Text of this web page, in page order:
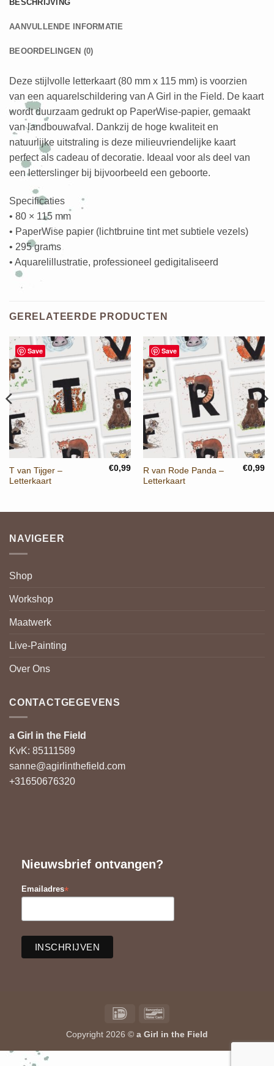
BESCHRIJVING
AANVULLENDE INFORMATIE
BEOORDELINGEN (0)
Deze stijlvolle letterkaart (80 mm x 115 mm) is voorzien
van een aquarelschildering van A Girl in the Field. De kaart
wordt duurzaam gedrukt op PaperWise-papier, gemaakt
van landbouwafval. Dankzij de hoge kwaliteit en
natuurlijke uitstraling is deze milieuvriendelijke kaart
perfect als cadeau of decoratie. Ideaal voor als deel van
een letterslinger bij bijvoorbeeld een geboorte.
Specificaties
• 80 × 115 mm
• PaperWise papier (lichtbruine tint met subtiele vezels)
• 295 grams
• Aquarelillustratie, professioneel gedigitaliseerd
GERELATEERDE PRODUCTEN
Save
T van Tijger –
Letterkaart
€0,99
Save
R van Rode Panda –
Letterkaart
€0,99
NAVIGEER
Shop
Workshop
Maatwerk
Live-Painting
Over Ons
CONTACTGEGEVENS
a Girl in the Field
KvK: 85111589
sanne@agirlinthefield.com
+31650676320
Nieuwsbrief ontvangen?
Emailadres*
IDeal
Copyright 2026 © a Girl in the Field